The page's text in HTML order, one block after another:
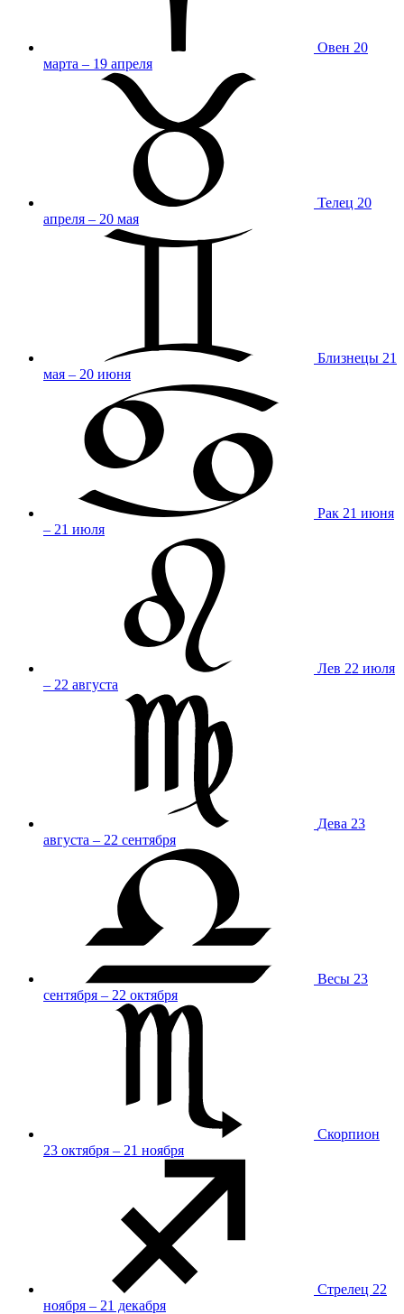
Овен 20
марта – 19 апреля
Телец 20
апреля – 20 мая
Близнецы 21
мая – 20 июня
Рак 21 июня
– 21 июля
Лев 22 июля
– 22 августа
Дева 23
августа – 22 сентября
Весы 23
сентября – 22 октября
Скорпион
23 октября – 21 ноября
Стрелец 22
ноября – 21 декабря